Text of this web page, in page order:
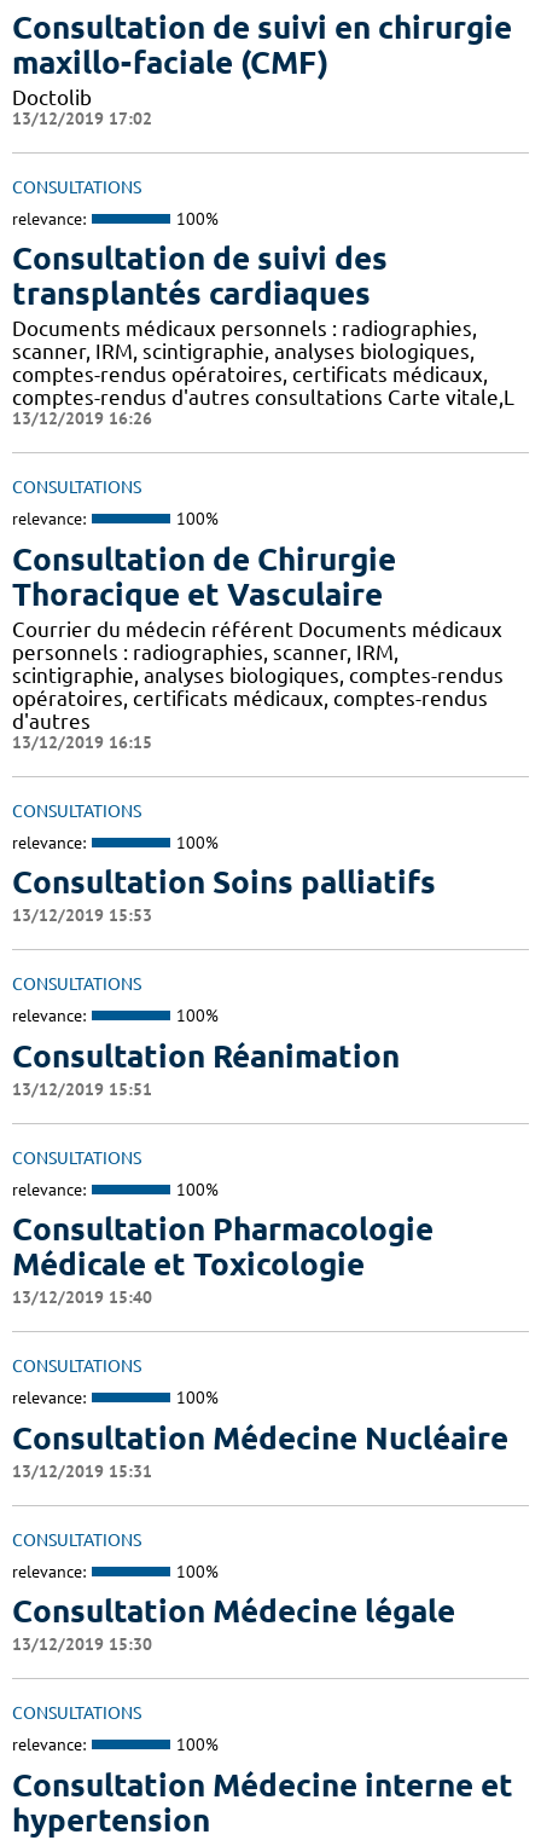
Consultation de suivi en chirurgie
maxillo-faciale (CMF)
Doctolib
13/12/2019 17:02
CONSULTATIONS
relevance: 100%
Consultation de suivi des
transplantés cardiaques
Documents médicaux personnels : radiographies,
scanner, IRM, scintigraphie, analyses biologiques,
comptes-rendus opératoires, certificats médicaux,
comptes-rendus d'autres consultations Carte vitale,L
13/12/2019 16:26
CONSULTATIONS
relevance: 100%
Consultation de Chirurgie
Thoracique et Vasculaire
Courrier du médecin référent Documents médicaux
personnels : radiographies, scanner, IRM,
scintigraphie, analyses biologiques, comptes-rendus
opératoires, certificats médicaux, comptes-rendus
d'autres
13/12/2019 16:15
CONSULTATIONS
relevance: 100%
Consultation Soins palliatifs
13/12/2019 15:53
CONSULTATIONS
relevance: 100%
Consultation Réanimation
13/12/2019 15:51
CONSULTATIONS
relevance: 100%
Consultation Pharmacologie
Médicale et Toxicologie
13/12/2019 15:40
CONSULTATIONS
relevance: 100%
Consultation Médecine Nucléaire
13/12/2019 15:31
CONSULTATIONS
relevance: 100%
Consultation Médecine légale
13/12/2019 15:30
CONSULTATIONS
relevance: 100%
Consultation Médecine interne et
hypertension